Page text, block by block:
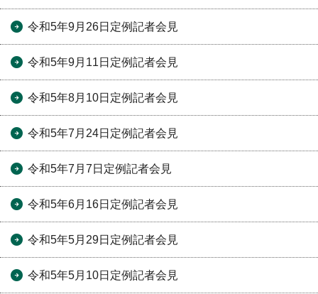
令和5年9月26日定例記者会見
令和5年9月11日定例記者会見
令和5年8月10日定例記者会見
令和5年7月24日定例記者会見
令和5年7月7日定例記者会見
令和5年6月16日定例記者会見
令和5年5月29日定例記者会見
令和5年5月10日定例記者会見